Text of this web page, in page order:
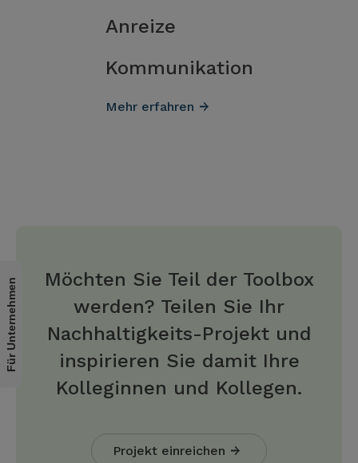
Anreize
Kommunikation
Mehr erfahren
Möchten Sie Teil der Toolbox
werden? Teilen Sie Ihr
Nachhaltigkeits-Projekt und
inspirieren Sie damit Ihre
Kolleginnen und Kollegen.
Projekt einreichen
Für Unternehmen